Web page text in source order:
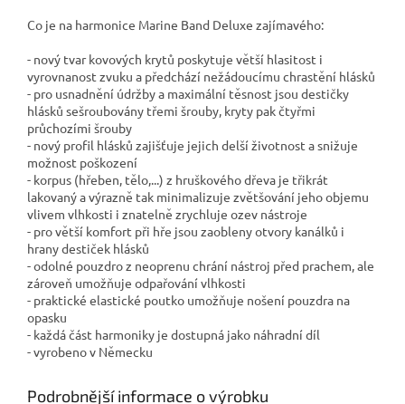
Co je na harmonice Marine Band Deluxe zajímavého:
- nový tvar kovových krytů poskytuje větší hlasitost i
vyrovnanost zvuku a předchází nežádoucímu chrastění hlásků
- pro usnadnění údržby a maximální těsnost jsou destičky
hlásků sešroubovány třemi šrouby, kryty pak čtyřmi
průchozími šrouby
- nový profil hlásků zajišťuje jejich delší životnost a snižuje
možnost poškození
- korpus (hřeben, tělo,...) z hruškového dřeva je třikrát
lakovaný a výrazně tak minimalizuje zvětšování jeho objemu
vlivem vlhkosti i znatelně zrychluje ozev nástroje
- pro větší komfort při hře jsou zaobleny otvory kanálků i
hrany destiček hlásků
- odolné pouzdro z neoprenu chrání nástroj před prachem, ale
zároveň umožňuje odpařování vlhkosti
- praktické elastické poutko umožňuje nošení pouzdra na
opasku
- každá část harmoniky je dostupná jako náhradní díl
- vyrobeno v Německu
Podrobnější informace o výrobku